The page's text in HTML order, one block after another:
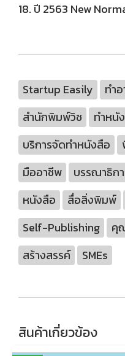
18. ปี 2563 New
Startup Easily
ทำ
สำนักพิมพ์วิช
ทำหนั
บริการจัดทำหนังสือ
มืออาชีพ
บรรณาธิก
หนังสือ
สื่อสิ่งพิมพ์
Self-Publishing
คุ
สร้างสรรค์
SMEs
สินค้าเกี่ยวข้อง